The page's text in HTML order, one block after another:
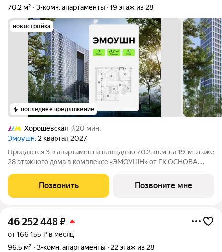
70,2 м²
3-комн. апартаменты 19 этаж из 28
новостройка
последнее предложение
Хорошёвская
20 мин.
Эмоушн, 2 квартал 2027
Продаются 3-к апартаменты площадью 70.2 кв.м. на 19-м этаже
28 этажного дома в комплексе «ЭМОУШН» от ГК ОСНОВА.
бизнес-класса в престижном районе Хорошёво-Мнёвники
(СЗАО), новый выразительный акцент
Позвонить Позвоните мне
46 252 448₽
от 166 155 ₽ в месяц
96,5 м²
3-комн. апартаменты 22 этаж из 28